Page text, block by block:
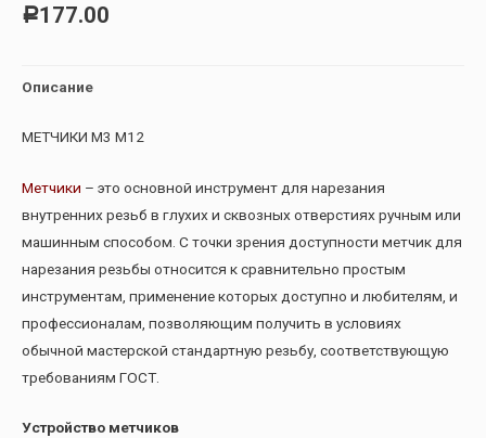
Р177.00
Описание
МЕТЧИКИ М3 М12
Метчики – это основной инструмент для нарезания
внутренних резьб в глухих и сквозных отверстиях ручным или
машинным способом. С точки зрения доступности метчик для
нарезания резьбы относится к сравнительно простым
инструментам, применение которых доступно и любителям, и
профессионалам, позволяющим получить в условиях
обычной мастерской стандартную резьбу, соответствующую
требованиям ГОСТ.
Устройство метчиков